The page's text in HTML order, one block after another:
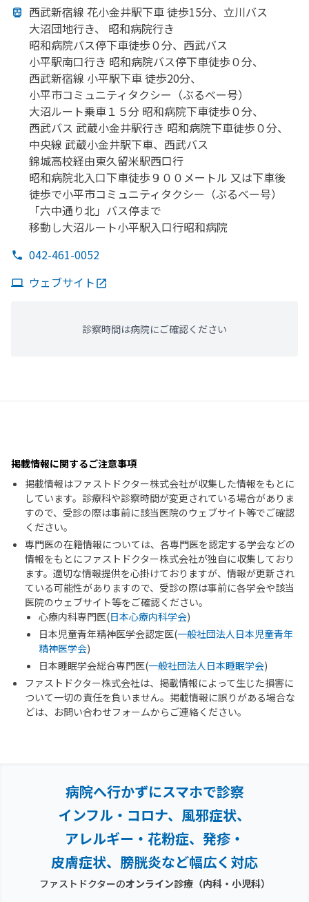
科・​歯科・​形成外科・​腫瘍内科・外科・​糖尿病内科
西武新宿線 花小金井駅下車 徒歩15分、 立川バス
大沼団地行き、
昭和病院行き
昭和病院バス停下車徒歩０分、 西武バス
小平駅南口行き 昭和病院バス停下車徒歩０分、
西武新宿線 小平駅下車 徒歩20分、
小平市コミュニティタクシー （ぶるべー号）
大沼ルート乗車１５分 昭和病院下車徒歩０分、
西武バス 武蔵小金井駅行き 昭和病院下車徒歩０分、
中央線 武蔵小金井駅下車、 西武バス
錦城高校経由東久留米駅西口行
昭和病院北入口下車徒歩９００メートル 又は下車後
徒歩で小平市コミュニティタクシー （ぶるべー号）
「六中通り北」 バス停まで
移動し大沼ルート小平駅入口行昭和病院
042-461-0052
ウェブサイト
診察時間は病院にご確認ください
掲載情報に関するご注意事項
掲載情報はファストドクター株式会社が収集した情報をもとに
しています。診療科や診察時間が変更されている場合がありま
すので、受診の際は事前に該当医院のウェブサイト等でご確認
ください。
専門医の在籍情報については、各専門医を認定する学会などの
情報をもとにファストドクター株式会社が独自に収集しており
ます。適切な情報提供を心掛けておりますが、情報が更新され
ている可能性がありますので、受診の際は事前に各学会や該当
医院のウェブサイト等をご確認ください。
心療内科専門医(日本心療内科学会)
日本児童青年精神医学会認定医(一般社団法人日本児童青年
精神医学会)
日本睡眠学会総合専門医(一般社団法人日本睡眠学会)
ファストドクター株式会社は、掲載情報によって生じた損害に
ついて一切の責任を負いません。掲載情報に誤りがある場合な
どは、お問い合わせフォームからご連絡ください。
病院へ行かずにスマホで診察
インフル・コロナ、風邪症状、
アレルギー・花粉症、 発疹・
皮膚症状、膀胱炎など幅広く対応
ファストドクターのオンライン診療（内科・小児科）